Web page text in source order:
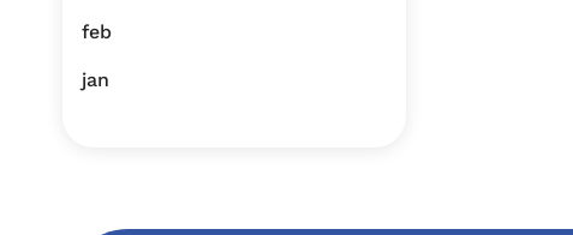
feb
jan